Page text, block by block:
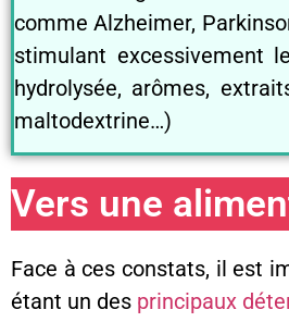
comme Alzheimer,
stimulant excessivement
hydrolysée, arômes,
maltodextrine…)
Vers une
Face à ces constats, il est
étant un des principaux